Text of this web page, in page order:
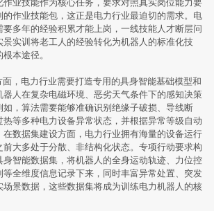
业技能作为核心任务，要求对照真实岗位能力要
作业技能包，这正是电力行业最迫切的需求。电
要多年的经验积累才能上岗，一线技能人才断层问
实训将老工人的经验转化为机器人的标准化技
本途径。
面，电力行业需要打造专用的具身智能基础模型和
人在复杂电磁环境、恶劣天气条件下的感知决策
，算法需要能够准确识别绝缘子破损、导线断
热等多种电力设备异常状态，并根据异常等级自动
数据集建设方面，电力行业拥有海量的设备运行
大多处于分散、非结构化状态。专项行动要求构
智能数据集，将机器人的全身运动轨迹、力位控
全维度信息记录下来，同时丰富异常处置、突发
景数据，这些数据集将成为训练电力机器人的核